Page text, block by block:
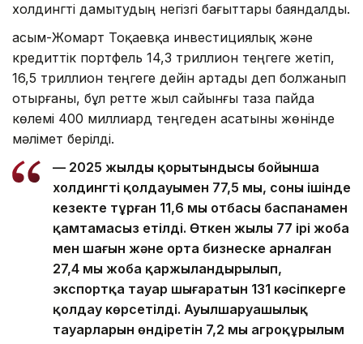
холдингті дамытудың негізгі бағыттары баяндалды.
Қасым-Жомарт Тоқаевқа инвестициялық және
кредиттік портфель 14,3 триллион теңгеге жетіп,
16,5 триллион теңгеге дейін артады деп болжанып
отырғаны, бұл ретте жыл сайынғы таза пайда
көлемі 400 миллиард теңгеден асатыны жөнінде
мәлімет берілді.
— 2025 жылдың қорытындысы бойынша
холдингтің қолдауымен 77,5 мың, соның ішінде
кезекте тұрған 11,6 мың отбасы баспанамен
қамтамасыз етілді. Өткен жылы 77 ірі жоба
мен шағын және орта бизнеске арналған
27,4 мың жоба қаржыландырылып,
экспортқа тауар шығаратын 131 кәсіпкерге
қолдау көрсетілді. Ауылшаруашылық
тауарларын өндіретін 7,2 мың агроқұрылым